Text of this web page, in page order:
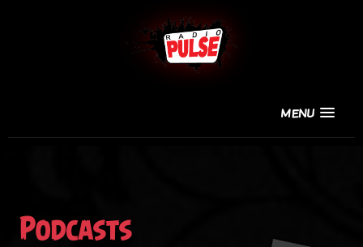
MENU
Podcasts